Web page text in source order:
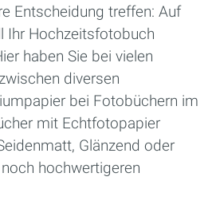
Entscheidung treffen: Auf
Ihr Hochzeitsfotobuch
haben Sie bei vielen
diversen
bei Fotobüchern im
mit Echtfotopapier
Glänzend oder
hochwertigeren